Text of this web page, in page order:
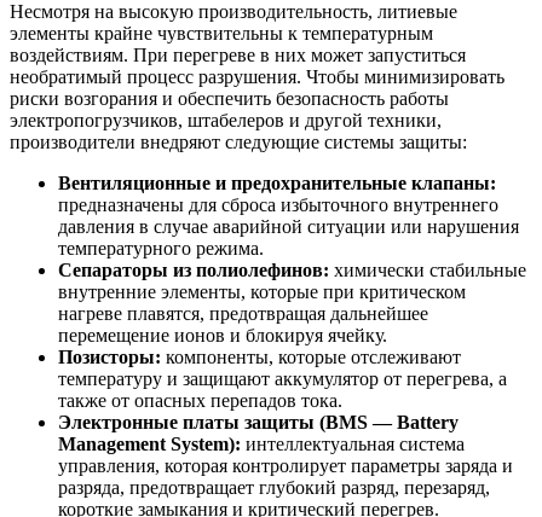
Несмотря на высокую производительность, литиевые
элементы крайне чувствительны к температурным
воздействиям. При перегреве в них может запуститься
необратимый процесс разрушения. Чтобы минимизировать
риски возгорания и обеспечить безопасность работы
электропогрузчиков, штабелеров и другой техники,
производители внедряют следующие системы защиты:
Вентиляционные и предохранительные клапаны:
предназначены для сброса избыточного внутреннего
давления в случае аварийной ситуации или нарушения
температурного режима.
Сепараторы из полиолефинов: химически стабильные
внутренние элементы, которые при критическом
нагреве плавятся, предотвращая дальнейшее
перемещение ионов и блокируя ячейку.
Позисторы: компоненты, которые отслеживают
температуру и защищают аккумулятор от перегрева, а
также от опасных перепадов тока.
Электронные платы защиты (BMS — Battery
Management System): интеллектуальная система
управления, которая контролирует параметры заряда и
разряда, предотвращает глубокий разряд, перезаряд,
короткие замыкания и критический перегрев.